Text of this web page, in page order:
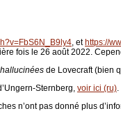
, ethttps://
fois le 26 août 2022.
de Lovecraft (bien
Sternberg, voir ici (ru).
n’ont pas donné plus